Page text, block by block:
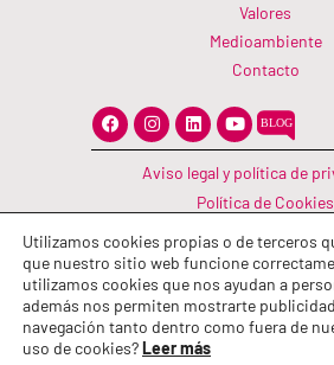
Valores
Medioambiente
Contacto
F
a
c
o
k
I
n
s
t
a
r
a
L
i
n
k
e
d
i
n
Y
o
u
t
u
b
e
Aviso legal y política de
Política de Cookies
Canal Información
Política de calidad
Utilizamos cookies propias o de terceros
que nuestro sitio web funcione
utilizamos cookies que nos ayudan a
además nos permiten mostrarte
navegación tanto dentro como fuera de
uso de cookies?Leer más